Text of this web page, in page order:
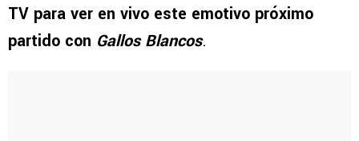
TV para ver en vivo este emotivo próximo
partido con Gallos Blancos.